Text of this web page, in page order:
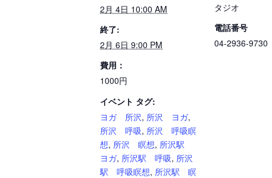
2月 4日 10:00 AM
終了:
2月 6日 9:00 PM
費用：
1000円
イベント タグ:
ヨガ 所沢, 所沢 ヨガ,
所沢 呼吸, 所沢 呼吸瞑
想, 所沢 瞑想, 所沢駅
ヨガ, 所沢駅 呼吸, 所沢
駅 呼吸瞑想, 所沢駅 瞑
タジオ
電話番号
04-2936-9730